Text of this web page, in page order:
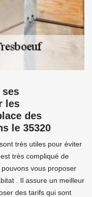
ses
les
des
le 35320
très utiles pour éviter
très compliqué de
vous proposer
. Il assure un meilleur
des tarifs qui sont